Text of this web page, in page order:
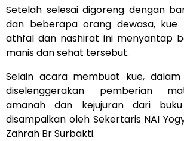
Setelah selesai digoreng dengan
dan beberapa orang dewasa, kue
athfal dan nashirat ini menyantap
manis dan sehat tersebut.
Selain acara membuat kue,
diselenggerakan pemberian
amanah dan kejujuran dari
disampaikan oleh Sekertaris NAI
Zahrah Br Surbakti.